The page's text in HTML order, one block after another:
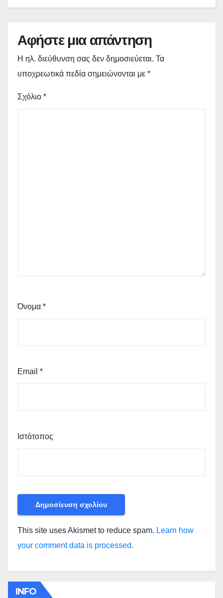
Αφήστε μια απάντηση
Η ηλ. διεύθυνση σας δεν δημοσιεύεται. Τα
υποχρεωτικά πεδία σημειώνονται με *
Σχόλιο *
Όνομα *
Email *
Ιστότοπος
This site uses Akismet to reduce spam. Learn how
your comment data is processed.
INFO